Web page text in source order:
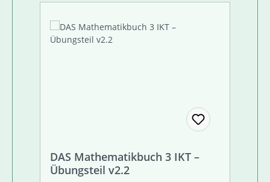
DAS Mathematikbuch 3 IKT –
Übungsteil v2.2